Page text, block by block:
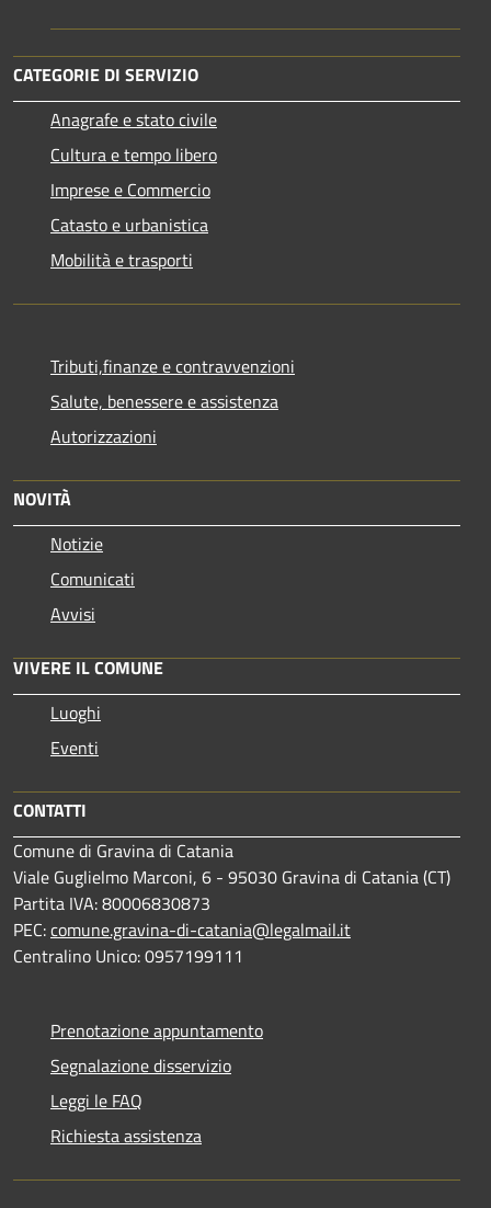
CATEGORIE DI SERVIZIO
Anagrafe e stato civile
Cultura e tempo libero
Imprese e Commercio
Catasto e urbanistica
Mobilità e trasporti
Tributi,finanze e contravvenzioni
Salute, benessere e assistenza
Autorizzazioni
NOVITÀ
Notizie
Comunicati
Avvisi
VIVERE IL COMUNE
Luoghi
Eventi
CONTATTI
Comune di Gravina di Catania
Viale Guglielmo Marconi, 6 - 95030 Gravina di Catania (CT)
Partita IVA: 80006830873
PEC:comune.gravina-di-catania@legalmail.it
Centralino Unico: 0957199111
Prenotazione appuntamento
Segnalazione disservizio
Leggi le FAQ
Richiesta assistenza